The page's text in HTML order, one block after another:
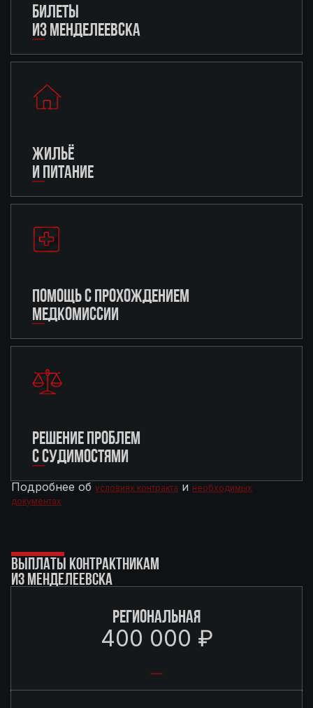
БИЛЕТЫ
ИЗ МЕНДЕЛЕЕВСКА
ЖИЛЬЁ
И ПИТАНИЕ
ПОМОЩЬ С ПРОХОЖДЕНИЕМ
МЕДКОМИССИИ
РЕШЕНИЕ ПРОБЛЕМ
С СУДИМОСТЯМИ
Подробнее об условиях контракта и необходимых
документах
ВЫПЛАТЫ КОНТРАКТНИКАМ
ИЗ МЕНДЕЛЕЕВСКА
РЕГИОНАЛЬНАЯ
400 000 ₽